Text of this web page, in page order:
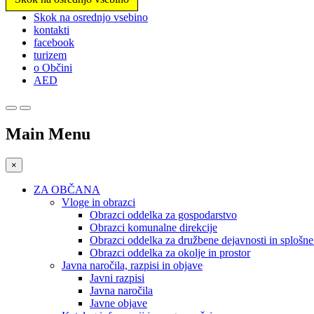
Prosimo,
upoštevajte:
spletno
mesto
vključuje
sistem
Pritisnite
F11,
prilagodite
spletno
slabovidnim,
Skok na osrednjo vsebino
kontakti
facebook
turizem
o Občini
AED
Main Menu
×
ZA OBČANA
Vloge in obrazci
Obrazci oddelka za gospodarstvo
Obrazci komunalne direkcije
Obrazci oddelka za družbene dejavnosti in
Obrazci oddelka za okolje in prostor
Javna naročila, razpisi in objave
Javni razpisi
Javna naročila
Javne objave